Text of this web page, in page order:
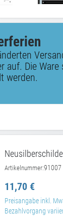
auf. Die
werden.
Artikelnummer:91007
11,70 €
Preisangabe inkl.
Bezahlvorgang